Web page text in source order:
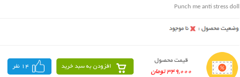
Punch me anti stress doll
قیمت محصول
349,000 تومان
افزودن به سبد خرید 14 نفر